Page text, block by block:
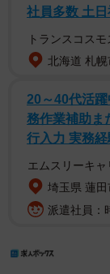
社員多数 土
トランスコス
北海道 札幌
20～40代活
務作業補助ま
行入力 実務
エムスリーキ
埼玉県 蓮田
派遣社員：